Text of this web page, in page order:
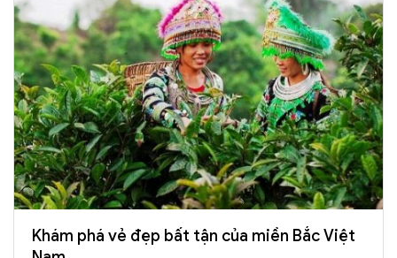
Khám phá vẻ đẹp bất tận của miền Bắc Việt